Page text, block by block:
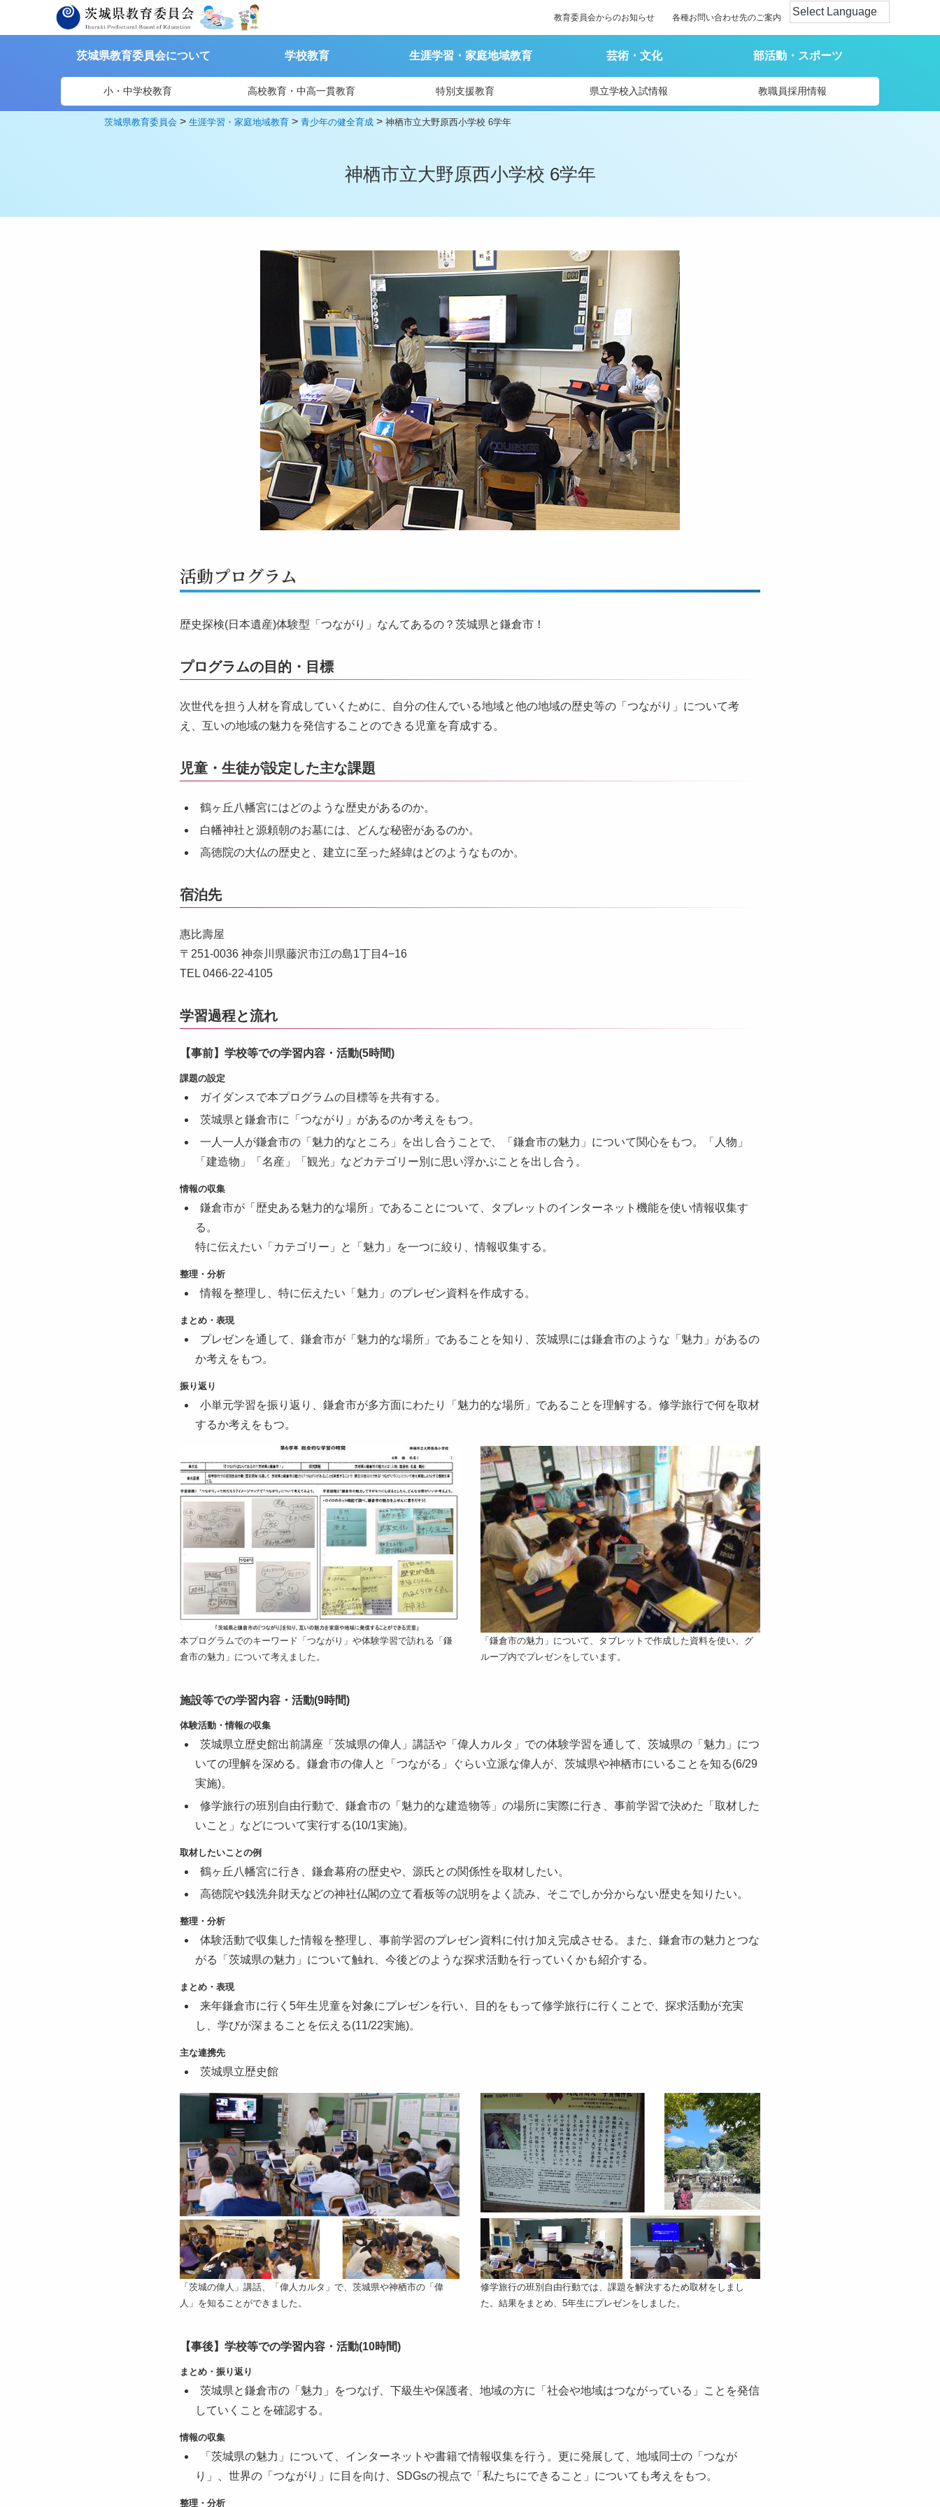
教育委員会からのお知らせ 各種お問い合わせ先のご案内
茨城県教育委員会について 学校教育 生涯学習・家庭地域教育 芸術・文化 部活動・スポーツ
小・中学校教育 高校教育・中高一貫教育 特別支援教育 県立学校入試情報 教職員採用情報
茨城県教育委員会 >生涯学習・家庭地域教育 >青少年の健全育成 >神栖市立大野原西小学校 6学年
神栖市立大野原西小学校 6学年
活動プログラム
歴史探検(日本遺産)体験型「つながり」なんてあるの？茨城県と鎌倉市！
プログラムの目的・目標
次世代を担う人材を育成していくために、自分の住んでいる地域と他の地域の歴史等の「つながり」について考
え、互いの地域の魅力を発信することのできる児童を育成する。
児童・生徒が設定した主な課題
鶴ヶ丘八幡宮にはどのような歴史があるのか。
白幡神社と源頼朝のお墓には、どんな秘密があるのか。
高徳院の大仏の歴史と、建立に至った経緯はどのようなものか。
宿泊先
惠比壽屋
〒251-0036 神奈川県藤沢市江の島1丁目4−16
TEL 0466-22-4105
学習過程と流れ
【事前】学校等での学習内容・活動(5時間)
課題の設定
ガイダンスで本プログラムの目標等を共有する。
茨城県と鎌倉市に「つながり」があるのか考えをもつ。
一人一人が鎌倉市の「魅力的なところ」を出し合うことで、「鎌倉市の魅力」について関心をもつ。「人物」
「建造物」「名産」「観光」などカテゴリー別に思い浮かぶことを出し合う。
情報の収集
鎌倉市が「歴史ある魅力的な場所」であることについて、タブレットのインターネット機能を使い情報収集す
る。
特に伝えたい「カテゴリー」と「魅力」を一つに絞り、情報収集する。
整理・分析
情報を整理し、特に伝えたい「魅力」のプレゼン資料を作成する。
まとめ・表現
プレゼンを通して、鎌倉市が「魅力的な場所」であることを知り、茨城県には鎌倉市のような「魅力」があるの
か考えをもつ。
振り返り
小単元学習を振り返り、鎌倉市が多方面にわたり「魅力的な場所」であることを理解する。修学旅行で何を取材
するか考えをもつ。
本プログラムでのキーワード「つながり」や体験学習で訪れる「鎌
倉市の魅力」について考えました。
「鎌倉市の魅力」について、タブレットで作成した資料を使い、グ
ループ内でプレゼンをしています。
施設等での学習内容・活動(9時間)
体験活動・情報の収集
茨城県立歴史館出前講座「茨城県の偉人」講話や「偉人カルタ」での体験学習を通して、茨城県の「魅力」につ
いての理解を深める。鎌倉市の偉人と「つながる」ぐらい立派な偉人が、茨城県や神栖市にいることを知る(6/29
実施)。
修学旅行の班別自由行動で、鎌倉市の「魅力的な建造物等」の場所に実際に行き、事前学習で決めた「取材した
いこと」などについて実行する(10/1実施)。
取材したいことの例
鶴ヶ丘八幡宮に行き、鎌倉幕府の歴史や、源氏との関係性を取材したい。
高徳院や銭洗弁財天などの神社仏閣の立て看板等の説明をよく読み、そこでしか分からない歴史を知りたい。
整理・分析
体験活動で収集した情報を整理し、事前学習のプレゼン資料に付け加え完成させる。また、鎌倉市の魅力とつな
がる「茨城県の魅力」について触れ、今後どのような探求活動を行っていくかも紹介する。
まとめ・表現
来年鎌倉市に行く5年生児童を対象にプレゼンを行い、目的をもって修学旅行に行くことで、探求活動が充実
し、学びが深まることを伝える(11/22実施)。
主な連携先
茨城県立歴史館
「茨城の偉人」講話、「偉人カルタ」で、茨城県や神栖市の「偉
人」を知ることができました。
修学旅行の班別自由行動では、課題を解決するため取材をしまし
た。結果をまとめ、5年生にプレゼンをしました。
【事後】学校等での学習内容・活動(10時間)
まとめ・振り返り
茨城県と鎌倉市の「魅力」をつなげ、下級生や保護者、地域の方に「社会や地域はつながっている」ことを発信
していくことを確認する。
情報の収集
「茨城県の魅力」について、インターネットや書籍で情報収集を行う。更に発展して、地域同士の「つなが
り」、世界の「つながり」に目を向け、SDGsの視点で「私たちにできること」についても考えをもつ。
整理・分析